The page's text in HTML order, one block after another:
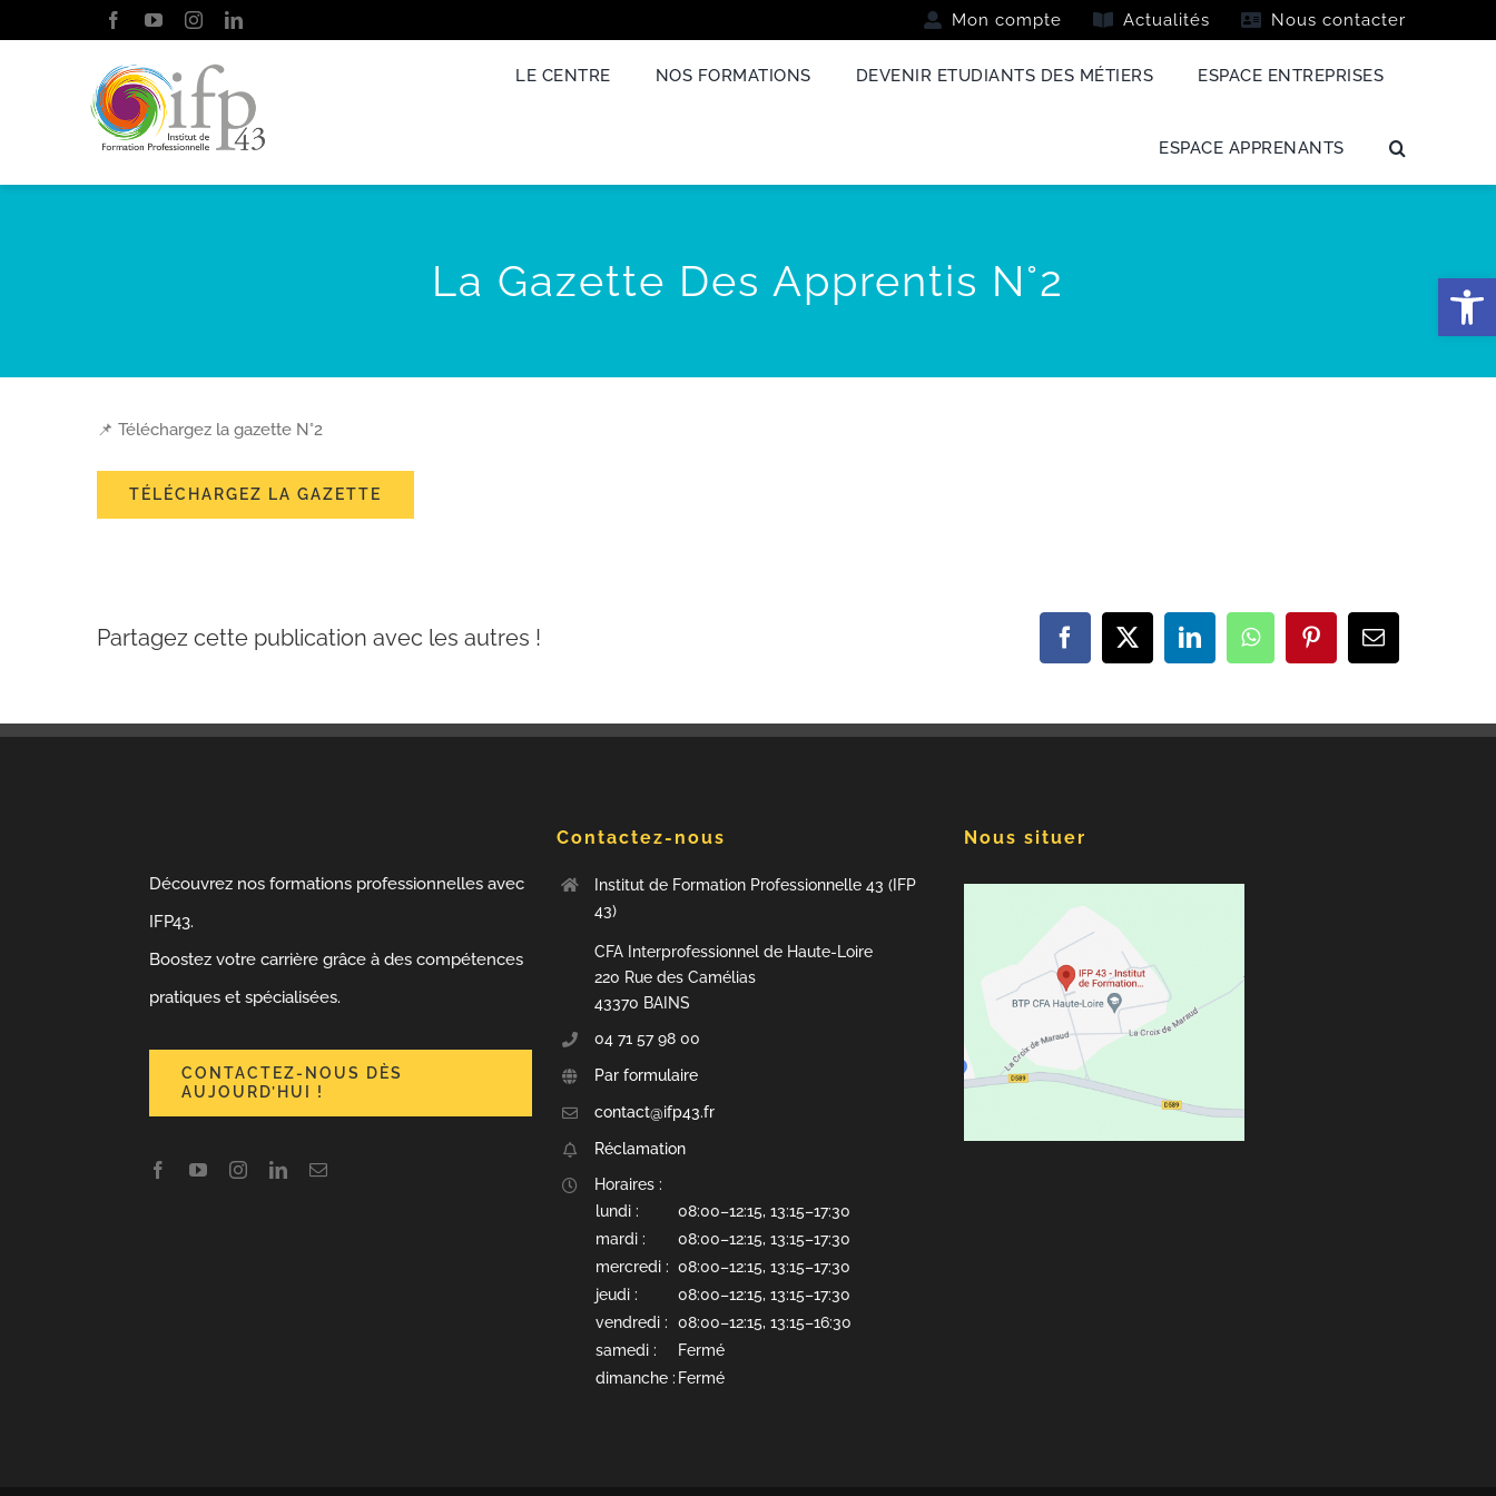
Ouvrir
Mon compte Actualités Nous contacter
LE CENTRE NOS FORMATIONS DEVENIR ETUDIANTS DES MÉTIERS ESPACE ENTREPRISES
ESPACE APPRENANTS
La Gazette Des Apprentis N°2
📌 Téléchargez la gazette N°2
TÉLÉCHARGEZ LA GAZETTE
Partagez cette publication avec les autres ! Facebook
X LinkedInWhatsAppPinterestEmail
Découvrez nos formations professionnelles avec
IFP43.
Boostez votre carrière grâce à des compétences
pratiques et spécialisées.
CONTACTEZ-NOUS DÈS
AUJOURD’HUI !
Contactez-nous
Institut de Formation Professionnelle 43 (IFP
43)
CFA Interprofessionnel de Haute-Loire
220 Rue des Camélias
43370 BAINS
04 71 57 98 00
Par formulaire
contact@ifp43.fr
Réclamation
Horaires :
lundi :
08:00–12:15, 13:15–17:30
mardi :
08:00–12:15, 13:15–17:30
mercredi : 08:00–12:15, 13:15–17:30
jeudi :
08:00–12:15, 13:15–17:30
vendredi :
08:00–12:15, 13:15–16:30
samedi :
Fermé
dimanche : Fermé
Nous situer